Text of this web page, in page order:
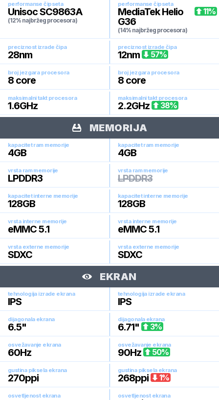
performanse čipseta
Unisoc SC9863A
(12% najbržeg procesora)
performanse čipseta
MediaTek Helio
G36
(14% najbržeg procesora)
11%
preciznost izrade čipa
28nm
preciznost izrade čipa
12nm 57%
broj jezgara procesora
8 core
broj jezgara procesora
8 core
maksimalni takt procesora
1.6GHz
maksimalni takt procesora
2.2GHz 38%
MEMORIJA
kapacitet ram memorije
4GB
kapacitet ram memorije
4GB
vrsta ram memorije
LPDDR3
vrsta ram memorije
LPDDR3
kapacitet interne memorije
128GB
kapacitet interne memorije
128GB
vrsta interne memorije
eMMC 5.1
vrsta interne memorije
eMMC 5.1
vrsta externe memorije
SDXC
vrsta externe memorije
SDXC
EKRAN
tehnologija izrade ekrana
IPS
tehnologija izrade ekrana
IPS
dijagonala ekrana
6.5"
dijagonala ekrana
6.71" 3%
osvežavanje ekrana
60Hz
osvežavanje ekrana
90Hz 50%
gustina piksela ekrana
270ppi
gustina piksela ekrana
268ppi 1%
osvetljenost ekrana osvetljenost ekrana